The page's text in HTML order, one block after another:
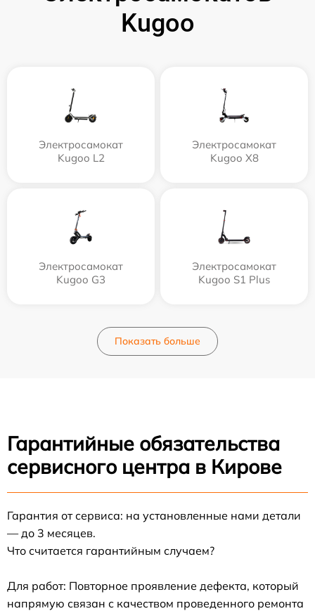
Kugoo
Электросамокат
Kugoo L2
Электросамокат
Kugoo X8
Электросамокат
Kugoo G3
Электросамокат
Kugoo S1 Plus
Показать больше
Гарантийные обязательства
сервисного центра в Кирове
Гарантия от сервиса: на установленные нами детали
— до 3 месяцев.
Что считается гарантийным случаем?
Для работ: Повторное проявление дефекта, который
напрямую связан с качеством проведенного ремонта